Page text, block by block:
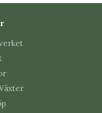
på en stadig del
och flytta figuren